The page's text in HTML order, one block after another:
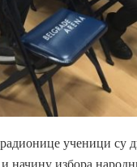
ученици су